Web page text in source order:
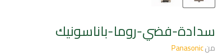
سدادة-فضي-روما-باناسونيك
منPanasonic